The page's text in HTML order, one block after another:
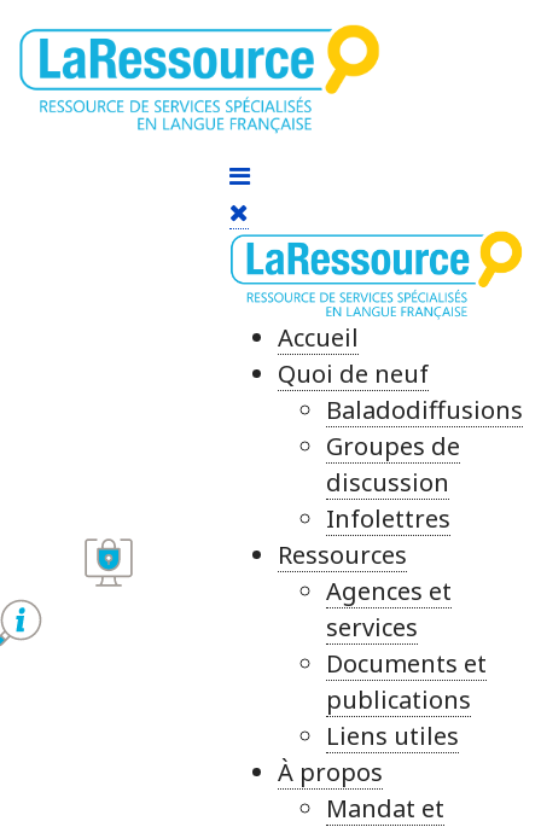
Accueil
Quoi de neuf
Baladodiffusions
Groupes de
discussion
Infolettres
Ressources
Agences et
services
Documents et
publications
Liens utiles
À propos
Mandat et